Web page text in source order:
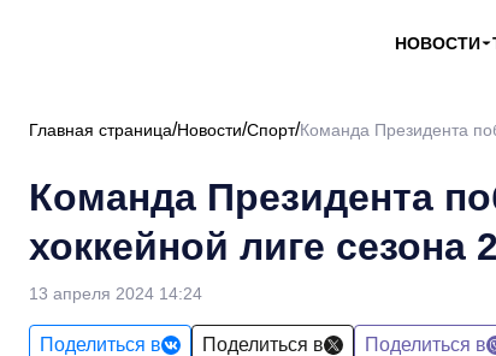
НОВОСТИ
Главная страница Новости Спорт Команда Президента
Команда Президента
хоккейной лиге сезона
13 апреля 2024 14:24
Поделиться в Поделиться в Поделиться в